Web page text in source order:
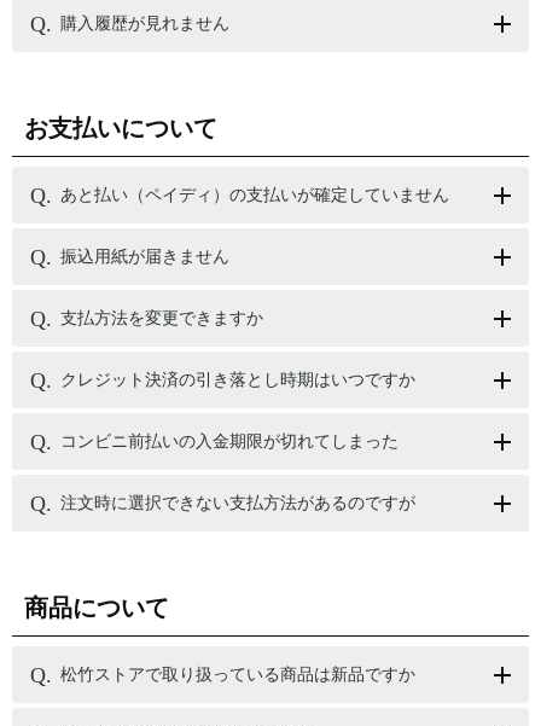
購入履歴が見れません
お支払いについて
あと払い（ペイディ）の支払いが確定していません
振込用紙が届きません
支払方法を変更できますか
クレジット決済の引き落とし時期はいつですか
コンビニ前払いの入金期限が切れてしまった
注文時に選択できない支払方法があるのですが
商品について
松竹ストアで取り扱っている商品は新品ですか